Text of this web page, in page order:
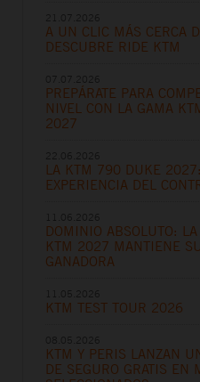
A UN CLIC MÁS CERCA
DESCUBRE RIDE KTM
PREPÁRATE PARA
NIVEL CON LA GAMA
2027
LA KTM 790 DUKE
EXPERIENCIA DEL
DOMINIO ABSOLUTO:
KTM 2027 MANTIENE
GANADORA
KTM TEST TOUR 2026
KTM Y PERIS LANZAN
DE SEGURO GRATIS EN